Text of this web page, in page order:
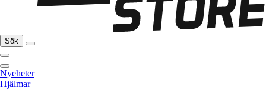
Sök
Nyeheter
Hjälmar